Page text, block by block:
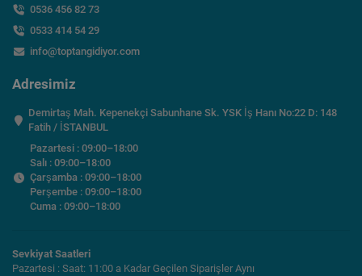
0536 456 82 73
0533 414 54 29
info@toptangidiyor.com
Adresimiz
Demirtaş Mah. Kepenekçi Sabunhane Sk. YSK İş Hanı No:22 D: 148
Fatih / İSTANBUL
Pazartesi : 09:00–18:00
Salı : 09:00–18:00
Çarşamba : 09:00–18:00
Perşembe : 09:00–18:00
Cuma : 09:00–18:00
Sevkiyat Saatleri
Pazartesi : Saat: 11:00 a Kadar Geçilen Siparişler Aynı